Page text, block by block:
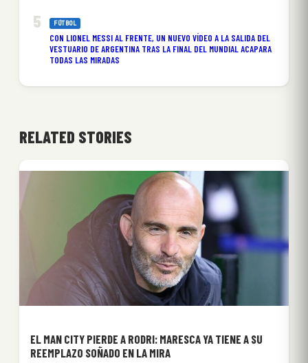
FÚTBOL
CON LIONEL MESSI AL FRENTE, UN NUEVO VÍDEO A LA SALIDA DEL
VESTUARIO DE ARGENTINA TRAS LA FINAL DEL MUNDIAL ACAPARA
TODAS LAS MIRADAS
RELATED STORIES
EL MAN CITY PIERDE A RODRI: MARESCA YA TIENE A SU
REEMPLAZO SOÑADO EN LA MIRA